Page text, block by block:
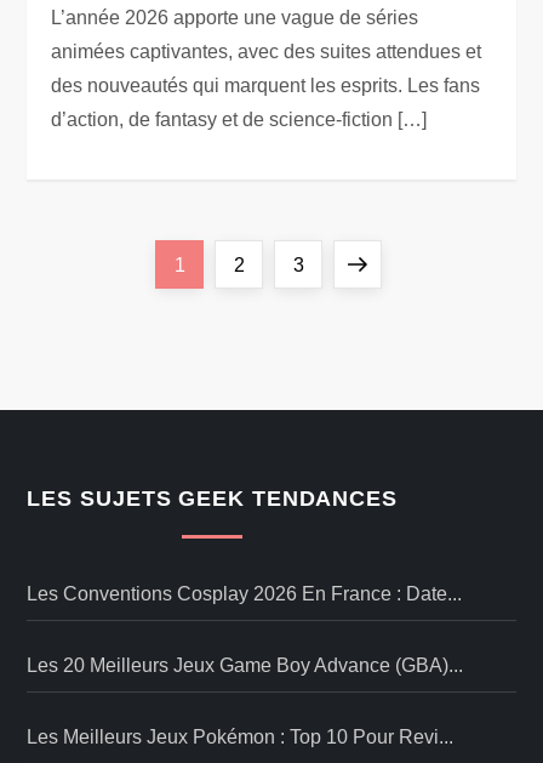
L’année 2026 apporte une vague de séries
animées captivantes, avec des suites attendues et
des nouveautés qui marquent les esprits. Les fans
d’action, de fantasy et de science-fiction […]
n
t
i
o
Page
1 Page
2 Page
3 Next
LES SUJETS GEEK TENDANCES
Les Conventions Cosplay 2026 En France : Date...
Les 20 Meilleurs Jeux Game Boy Advance (GBA)...
Les Meilleurs Jeux Pokémon : Top 10 Pour Revi...